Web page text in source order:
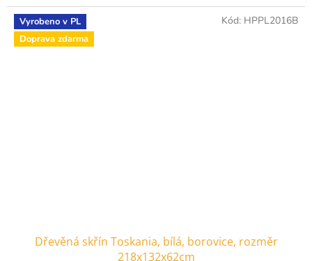
Vyrobeno v PL
Doprava zdarma
Dřevěná skřín Toskania, bílá, borovice, rozměr
218x132x62cm
Kód: HPPL2016B